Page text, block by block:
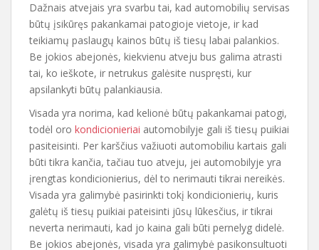
Dažnais atvejais yra svarbu tai, kad automobilių servisas
būtų įsikūręs pakankamai patogioje vietoje, ir kad
teikiamų paslaugų kainos būtų iš tiesų labai palankios.
Be jokios abejonės, kiekvienu atveju bus galima atrasti
tai, ko ieškote, ir netrukus galėsite nuspręsti, kur
apsilankyti būtų palankiausia.
Visada yra norima, kad kelionė būtų pakankamai patogi,
todėl oro kondicionieriai automobilyje gali iš tiesų puikiai
pasiteisinti. Per karščius važiuoti automobiliu kartais gali
būti tikra kančia, tačiau tuo atveju, jei automobilyje yra
įrengtas kondicionierius, dėl to nerimauti tikrai nereikės.
Visada yra galimybė pasirinkti tokį kondicionierių, kuris
galėtų iš tiesų puikiai pateisinti jūsų lūkesčius, ir tikrai
neverta nerimauti, kad jo kaina gali būti pernelyg didelė.
Be jokios abejonės, visada yra galimybė pasikonsultuoti